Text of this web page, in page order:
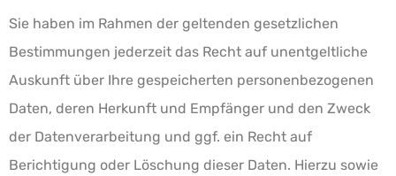
Sie haben im Rahmen der geltenden gesetzlichen
Bestimmungen jederzeit das Recht auf unentgeltliche
Auskunft über Ihre gespeicherten personenbezogenen
Daten, deren Herkunft und Empfänger und den Zweck
der Datenverarbeitung und ggf. ein Recht auf
Berichtigung oder Löschung dieser Daten. Hierzu sowie